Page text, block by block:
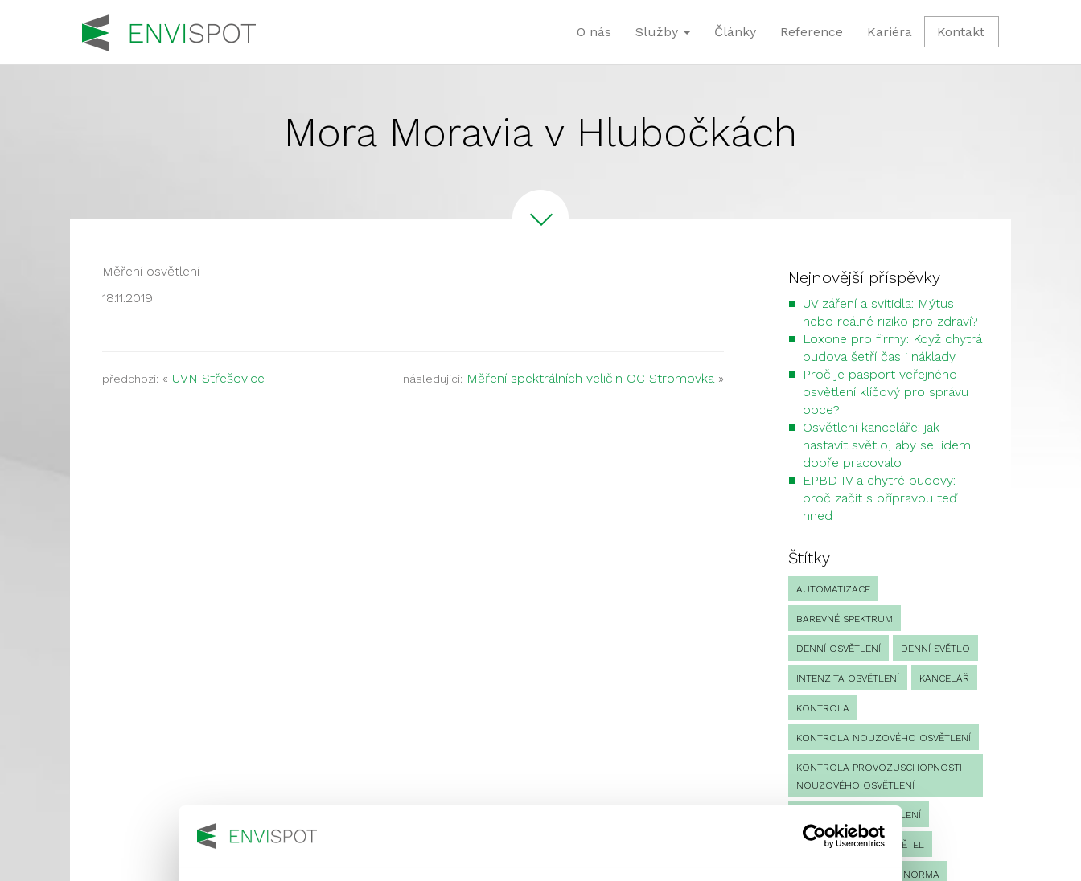
O nás Služby Články Reference Kariéra Kontakt
Mora Moravia v Hlubočkách
Měření osvětlení
18.11.2019
předchozí: « UVN Střešovice následující: Měření spektrálních veličin OC Stromovka»
Nejnovější příspěvky
UV záření a svítidla: Mýtus
nebo reálné riziko pro zdraví?
Loxone pro firmy: Když chytrá
budova šetří čas i náklady
Proč je pasport veřejného
osvětlení klíčový pro správu
obce?
Osvětlení kanceláře: jak
nastavit světlo, aby se lidem
dobře pracovalo
EPBD IV a chytré budovy:
proč začít s přípravou teď
hned
Štítky
AUTOMATIZACE
BAREVNÉ SPEKTRUM
DENNÍ OSVĚTLENÍ DENNÍ SVĚTLO
INTENZITA OSVĚTLENÍ KANCELÁŘ
KONTROLA
KONTROLA NOUZOVÉHO OSVĚTLENÍ
KONTROLA PROVOZUSCHOPNOSTI
NOUZOVÉHO OSVĚTLENÍ
LED NOUZOVÉ OSVĚTLENÍ
MĚŘENÍ MĚŘENÍ SVĚTEL
NORMA